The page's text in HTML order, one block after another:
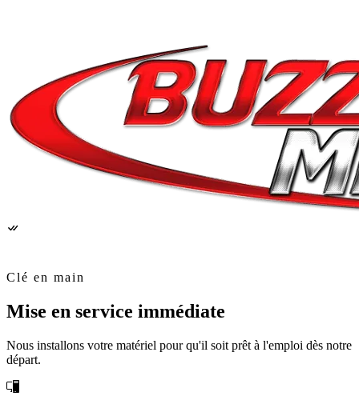
Clé en main
Mise en service immédiate
Nous installons votre matériel pour qu'il soit prêt à l'emploi dès notre
départ.